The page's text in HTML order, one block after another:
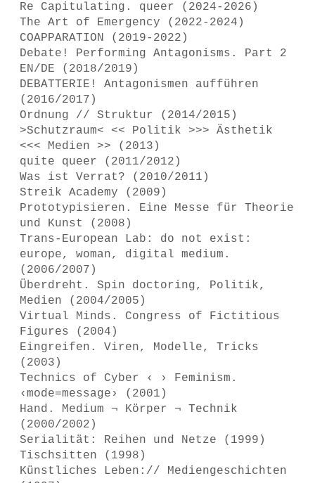
Re Capitulating. queer (2024-2026)
The Art of Emergency (2022-2024)
COAPPARATION (2019-2022)
Debate! Performing Antagonisms. Part 2
EN/DE (2018/2019)
DEBATTERIE! Antagonismen aufführen
(2016/2017)
Ordnung // Struktur (2014/2015)
>Schutzraum< << Politik >>> Ästhetik
<<< Medien >> (2013)
quite queer (2011/2012)
Was ist Verrat? (2010/2011)
Streik Academy (2009)
Prototypisieren. Eine Messe für Theorie
und Kunst (2008)
Trans-European Lab: do not exist:
europe, woman, digital medium.
(2006/2007)
Überdreht. Spin doctoring, Politik,
Medien (2004/2005)
Virtual Minds. Congress of Fictitious
Figures (2004)
Eingreifen. Viren, Modelle, Tricks
(2003)
Technics of Cyber ‹ › Feminism.
‹mode=message› (2001)
Hand. Medium ¬ Körper ¬ Technik
(2000/2002)
Serialität: Reihen und Netze (1999)
Tischsitten (1998)
Künstliches Leben:// Mediengeschichten